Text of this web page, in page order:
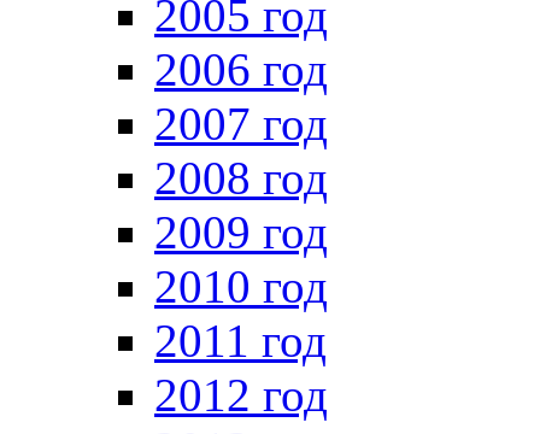
2005 год
2006 год
2007 год
2008 год
2009 год
2010 год
2011 год
2012 год